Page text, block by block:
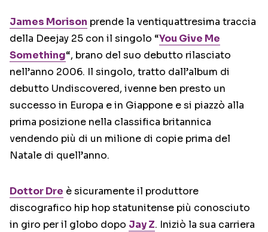
James Morison prende la ventiquattresima traccia
della Deejay 25 con il singolo “You Give Me
Something“, brano del suo debutto rilasciato
nell’anno 2006. Il singolo, tratto dall’album di
debutto Undiscovered, ivenne ben presto un
successo in Europa e in Giappone e si piazzò alla
prima posizione nella classifica britannica
vendendo più di un milione di copie prima del
Natale di quell’anno.
Dottor Dre è sicuramente il produttore
discografico hip hop statunitense più conosciuto
in giro per il globo dopo Jay Z. Iniziò la sua carriera